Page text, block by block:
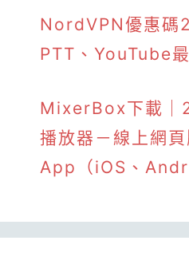
NordVPN優惠碼
PTT、YouTube
MixerBox下載｜
播放器－線上網
App（iOS、